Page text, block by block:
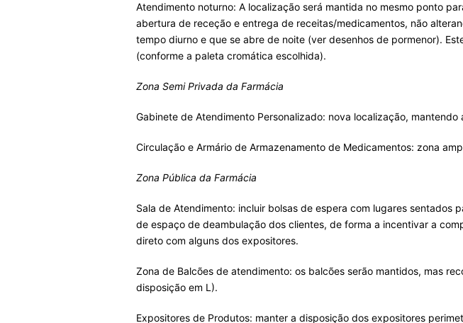
Atendimento noturno: A localização será mantida no mesmo ponto
abertura de receção e entrega de receitas/medicamentos, não
tempo diurno e que se abre de noite (ver desenhos de pormenor).
(conforme a paleta cromática escolhida).
Zona Semi Privada da Farmácia
Gabinete de Atendimento Personalizado: nova localização, mantendo
Circulação e Armário de Armazenamento de Medicamentos: zona
Zona Pública da Farmácia
Sala de Atendimento: incluir bolsas de espera com lugares
de espaço de deambulação dos clientes, de forma a incentivar a
direto com alguns dos expositores.
Zona de Balcões de atendimento: os balcões serão mantidos, mas
disposição em L).
Expositores de Produtos: manter a disposição dos expositores